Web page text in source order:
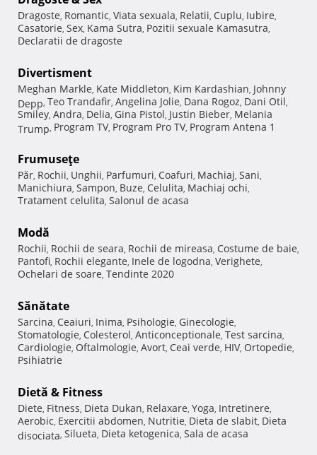
Dragoste, Romantic, Viata sexuala, Relatii, Cuplu, Iubire,
Casatorie, Sex, Kama Sutra, Pozitii sexuale Kamasutra,
Declaratii de dragoste
Divertisment
Meghan Markle, Kate Middleton, Kim Kardashian, Johnny
Depp, Teo Trandafir, Angelina Jolie, Dana Rogoz, Dani Otil,
Smiley, Andra, Delia, Gina Pistol, Justin Bieber, Melania
Trump, Program TV, Program Pro TV, Program Antena 1
Frumuseţe
Păr, Rochii, Unghii, Parfumuri, Coafuri, Machiaj, Sani,
Manichiura, Sampon, Buze, Celulita, Machiaj ochi,
Tratament celulita, Salonul de acasa
Modă
Rochii, Rochii de seara, Rochii de mireasa, Costume de baie,
Pantofi, Rochii elegante, Inele de logodna, Verighete,
Ochelari de soare, Tendinte 2020
Sănătate
Sarcina, Ceaiuri, Inima, Psihologie, Ginecologie,
Stomatologie, Colesterol, Anticonceptionale, Test sarcina,
Cardiologie, Oftalmologie, Avort, Ceai verde, HIV, Ortopedie,
Psihiatrie
Dietă & Fitness
Diete, Fitness, Dieta Dukan, Relaxare, Yoga, Intretinere,
Aerobic, Exercitii abdomen, Nutritie, Dieta de slabit, Dieta
disociata, Silueta, Dieta ketogenica, Sala de acasa